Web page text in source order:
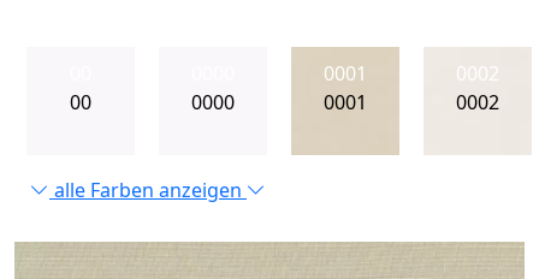
00
0000
0001
0001
0002
0002
alle Farben anzeigen